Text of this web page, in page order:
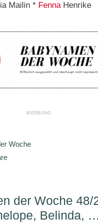
Mailin * FennaHenrike
Woche
der Woche 48/
Belinda, …